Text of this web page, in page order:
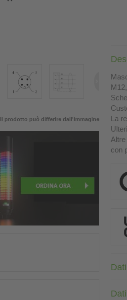
Il prodotto può differire dall'immagine
La
con